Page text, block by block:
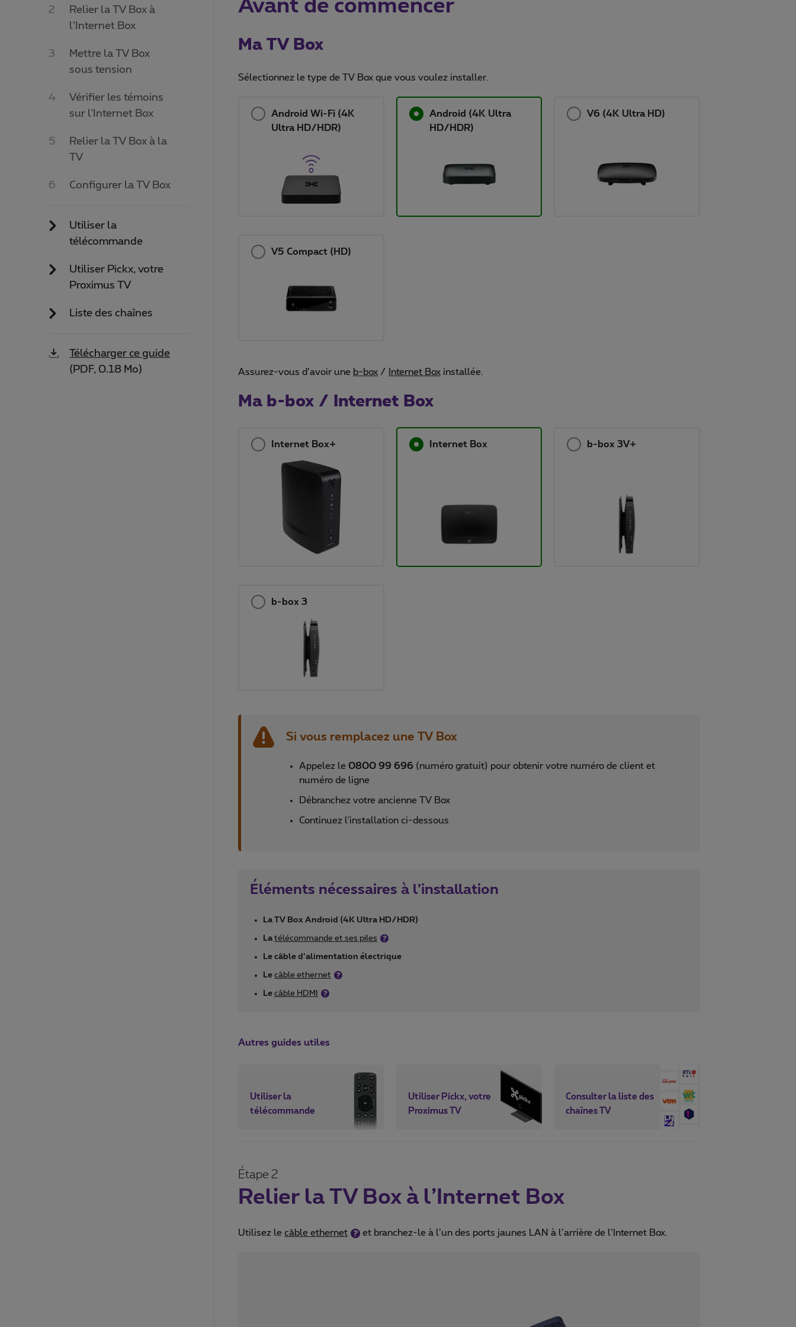
Relier la TV Box à
l’Internet Box
Mettre la TV Box
sous tension
Vérifier les témoins
sur l'Internet Box
Relier la TV Box à la
TV
Configurer la TV Box
Utiliser la
télécommande
Utiliser Pickx, votre
Proximus TV
Liste des chaînes
Télécharger ce guide
(PDF, 0.18 Mo)
Avant de commencer
Ma TV Box
Sélectionnez le type de TV Box que vous voulez installer.
Android Wi-Fi (4K
Ultra HD/HDR)
Android (4K Ultra
HD/HDR)
V6 (4K Ultra HD)
V5 Compact (HD)
Assurez-vous d’avoir une b-box / Internet Box installée.
Ma b-box / Internet Box
Internet Box+ Internet Box b-box 3V+
b-box 3
Si vous remplacez une TV Box
Appelez le 0800 99 696 (numéro gratuit) pour obtenir votre numéro de client et
numéro de ligne
Débranchez votre ancienne TV Box
Continuez l'installation ci-dessous
Éléments nécessaires à l’installation
La TV Box Android (4K Ultra HD/HDR)
La télécommande et ses piles
Le câble d’alimentation électrique
Le câble ethernet
Le câble HDMI
Autres guides utiles
Utiliser la
télécommande
Utiliser Pickx, votre
Proximus TV
Consulter la liste des
chaînes TV
Étape 2
Relier la TV Box à l’Internet Box
Utilisez le câble ethernet et branchez-le à l’un des ports jaunes LAN à l’arrière de l’Internet Box.